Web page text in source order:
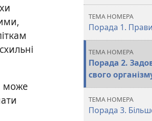
може
ТЕМА НОМЕРА
Порада 1.
ТЕМА НОМЕРА
Порада 2.
свого
ТЕМА НОМЕРА
Порада 3.